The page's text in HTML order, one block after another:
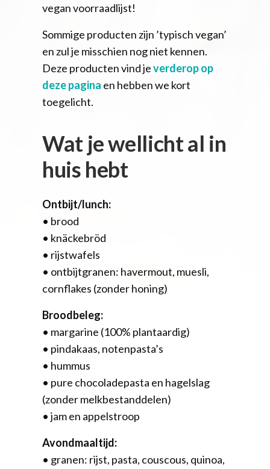
vegan voorraadlijst!
Sommige producten zijn ’typisch vegan’
en zul je misschien nog niet kennen.
Deze producten vind jeverderop op
deze pagina en hebben we kort
toegelicht.
Wat je wellicht al in
huis hebt
Ontbijt/lunch:
• brood
• knäckebröd
• rijstwafels
• ontbijtgranen: havermout, muesli,
cornflakes (zonder honing)
Broodbeleg:
• margarine (100% plantaardig)
• pindakaas, notenpasta’s
• hummus
• pure chocoladepasta en hagelslag
(zonder melkbestanddelen)
• jam en appelstroop
Avondmaaltijd:
• granen: rijst, pasta, couscous, quinoa,